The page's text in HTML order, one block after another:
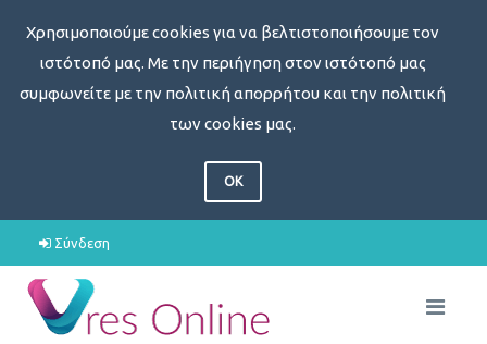
Χρησιμοποιούμε cookies για να βελτιστοποιήσουμε τον
ιστότοπό μας. Με την περιήγηση στον ιστότοπό μας
συμφωνείτε με την πολιτική απορρήτου και την πολιτική
των cookies μας.
OK
Σύνδεση